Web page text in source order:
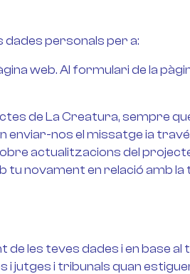
dades personals per a:
web. Al formulari de la
de La Creatura, sempre
enviar-nos el missatge ia
actualitzacions del
novament en relació amb la
les teves dades i en base al
i tribunals quan